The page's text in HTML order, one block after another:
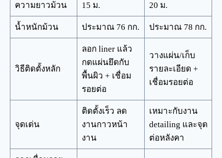
ความยาวม้วน 15 ม. 20 ม.
น้ำหนักม้วน ประมาณ 76 กก. ประมาณ 78 กก.
วิธีติดตั้งหลัก
ลอก liner แล้ว
กดแผ่นยึดกับ
พื้นผิว + เชื่อม
รอยต่อ
วางแผ่น/เก็บ
รายละเอียด +
เชื่อมรอยต่อ
จุดเด่น
ติดตั้งเร็ว ลด
งานกาวหน้า
งาน
เหมาะกับงาน
detailing และจุด
ต่อหลังคา